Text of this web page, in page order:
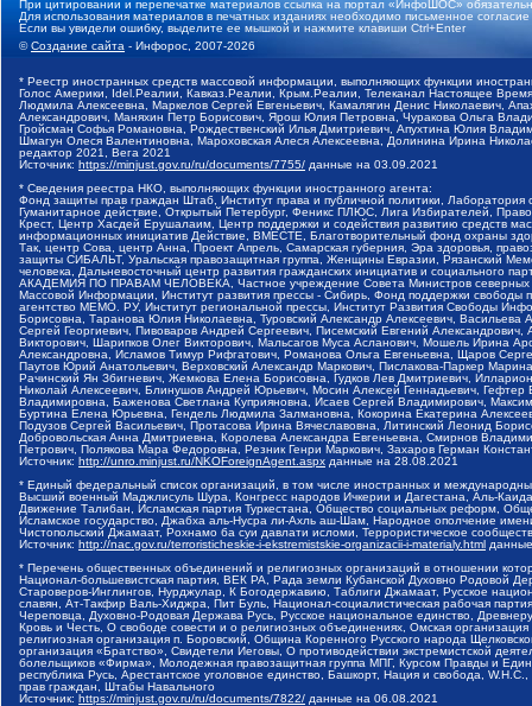
При цитировании и перепечатке материалов ссылка на портал «ИнфоШОС»
Для использования материалов в печатных изданиях необходимо письменное
Если вы увидели ошибку, выделите ее мышкой и нажмите клавиши Ctrl+Enter
©Создание сайта - Инфорос, 2007-2026
* Реестр иностранных средств массовой информации, выполняющих функции
Голос Америки, Idel.Реалии, Кавказ.Реалии, Крым.Реалии, Телеканал Настоящее
Людмила Алексеевна, Маркелов Сергей Евгеньевич, Камалягин Денис Николаевич,
Александрович, Маняхин Петр Борисович, Ярош Юлия Петровна, Чуракова Ольга
Гройсман Софья Романовна, Рождественский Илья Дмитриевич, Апухтина Юлия
Шмагун Олеся Валентиновна, Мароховская Алеся Алексеевна, Долинина Ирина
редактор 2021, Вега 2021
Источник: https://minjust.gov.ru/ru/documents/7755/ данные на 03.09.2021
* Сведения реестра НКО, выполняющих функции иностранного агента:
Фонд защиты прав граждан Штаб, Институт права и публичной политики,
Гуманитарное действие, Открытый Петербург, Феникс ПЛЮС, Лига Избирателей,
Крест, Центр Хасдей Ерушалаим, Центр поддержки и содействия развитию средств
информационных инициатив Действие, ВМЕСТЕ, Благотворительный фонд охраны
Так, центр Сова, центр Анна, Проект Апрель, Самарская губерния, Эра здоровья,
защиты СИБАЛЬТ, Уральская правозащитная группа, Женщины Евразии, Рязанский
человека, Дальневосточный центр развития гражданских инициатив и социального
АКАДЕМИЯ ПО ПРАВАМ ЧЕЛОВЕКА, Частное учреждение Совета Министров северных
Массовой Информации, Институт развития прессы - Сибирь, Фонд поддержки
агентство МЕМО. РУ, Институт региональной прессы, Институт Развития Свободы
Борисовна, Таранова Юлия Николаевна, Туровский Александр Алексеевич,
Сергей Георгиевич, Пивоваров Андрей Сергеевич, Писемский Евгений
Викторович, Шарипков Олег Викторович, Мальсагов Муса Асланович, Мошель Ирина
Александровна, Исламов Тимур Рифгатович, Романова Ольга Евгеньевна, Щаров
Паутов Юрий Анатольевич, Верховский Александр Маркович, Пислакова-Паркер
Рачинский Ян Збигневич, Жемкова Елена Борисовна, Гудков Лев Дмитриевич,
Николай Алексеевич, Блинушов Андрей Юрьевич, Мосин Алексей Геннадьевич,
Владимировна, Баженова Светлана Куприяновна, Исаев Сергей Владимирович,
Буртина Елена Юрьевна, Гендель Людмила Залмановна, Кокорина Екатерина
Подузов Сергей Васильевич, Протасова Ирина Вячеславовна, Литинский Леонид
Добровольская Анна Дмитриевна, Королева Александра Евгеньевна, Смирнов
Петрович, Полякова Мара Федоровна, Резник Генри Маркович, Захаров Герман
Источник: http://unro.minjust.ru/NKOForeignAgent.aspx данные на 28.08.2021
* Единый федеральный список организаций, в том числе иностранных и
Высший военный Маджлисуль Шура, Конгресс народов Ичкерии и Дагестана, Аль-
Движение Талибан, Исламская партия Туркестана, Общество социальных реформ,
Исламское государство, Джабха аль-Нусра ли-Ахль аш-Шам, Народное ополчение
Чистопольский Джамаат, Рохнамо ба суи давлати исломи, Террористическое
Источник: http://nac.gov.ru/terroristicheskie-i-ekstremistskie-organizacii-i-materialy.html
* Перечень общественных объединений и религиозных организаций в отношении
Национал-большевистская партия, ВЕК РА, Рада земли Кубанской Духовно Родовой
Староверов-Инглингов, Нурджулар, К Богодержавию, Таблиги Джамаат, Русское
славян, Ат-Такфир Валь-Хиджра, Пит Буль, Национал-социалистическая рабочая
Череповца, Духовно-Родовая Держава Русь, Русское национальное единство,
Кровь и Честь, О свободе совести и о религиозных объединениях, Омская
религиозная организация п. Боровский, Община Коренного Русского народа
организация «Братство», Свидетели Иеговы, О противодействии экстремистской
болельщиков «Фирма», Молодежная правозащитная группа МПГ, Курсом Правды и
республика Русь, Арестантское уголовное единство, Башкорт, Нация и свобода,
прав граждан, Штабы Навального
Источник: https://minjust.gov.ru/ru/documents/7822/ данные на 06.08.2021